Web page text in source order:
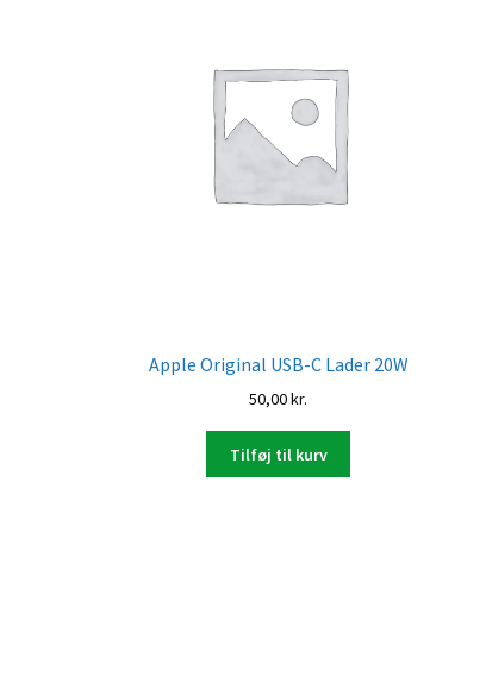
Apple Original USB-C Lader 20W
50,00kr.
Tilføj til kurv